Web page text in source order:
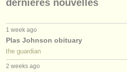
dernières nouvelles
1 week ago
Plas Johnson obituary
the guardian
2 weeks ago